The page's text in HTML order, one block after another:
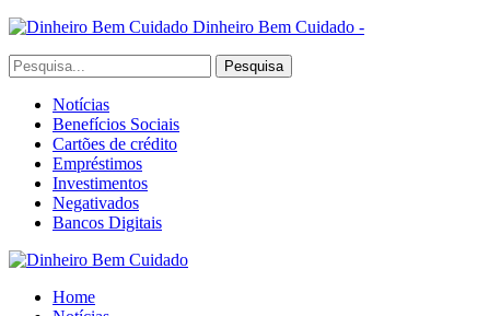
Dinheiro Bem Cuidado -
Notícias
Benefícios Sociais
Cartões de crédito
Empréstimos
Investimentos
Negativados
Bancos Digitais
Home